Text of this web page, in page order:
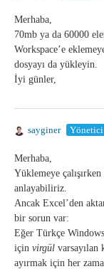
Merhaba,
70mb ya da 60000
Workspace’e
dosyayı da yükleyin.
İyi günler,
sayginer Yönetici
Merhaba,
Yüklemeye çalışırken
anlayabiliriz.
Ancak Excel’den
bir sorun var:
Eğer Türkçe
için virgül varsayılan
ayırmak için her